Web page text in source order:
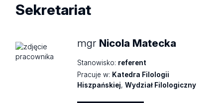
Sekretariat
mgr Nicola Matecka
Stanowisko: referent
Pracuje w: Katedra Filologii
Hiszpańskiej,Wydział Filologiczny